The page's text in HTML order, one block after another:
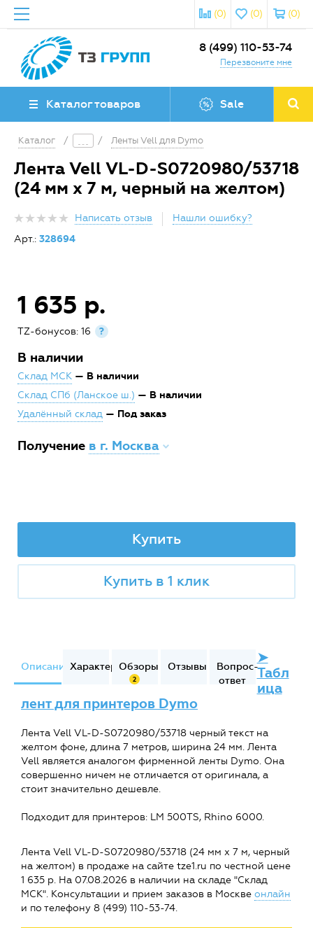
(0)
(0)
(0)
8 (499) 110-53-74
Перезвоните мне
Каталог товаров Sale
Каталог / / Ленты Vell для Dymo
Лента Vell VL-D-S0720980/53718
(24 мм х 7 м, черный на желтом)
Написать отзыв
Нашли ошибку?
Арт.: 328694
1 635 р.
TZ-бонусов: 16 ?
В наличии
Склад МСК — В наличии
Склад СПб (Ланское ш.) — В наличии
Удалённый склад — Под заказ
Получение в г. Москва
Купить
Купить в 1 клик
ОписаниеХарактеристики
Обзоры
2
Отзывы
Вопрос-
ответ
➤
Табл
ица
лент для принтеров Dymo
Лента Vell VL-D-S0720980/53718 черный текст на
желтом фоне, длина 7 метров, ширина 24 мм. Лента
Vell является аналогом фирменной ленты Dymo. Она
совершенно ничем не отличается от оригинала, а
стоит значительно дешевле.
Подходит для принтеров: LM 500TS, Rhino 6000.
Лента Vell VL-D-S0720980/53718 (24 мм х 7 м, черный
на желтом) в продаже на сайте tze1.ru по честной цене
1 635 р. На 07.08.2026 в наличии на складе "Склад
МСК". Консультации и прием заказов в Москве онлайн
и по телефону 8 (499) 110-53-74.